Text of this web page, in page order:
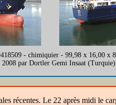
- chimiquier - 99,98 x 16,00 x
2008 par Dortler Gemi Insaat
récentes. Le 22 après midi le